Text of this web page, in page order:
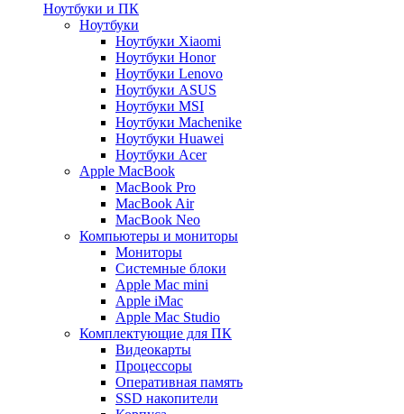
Ноутбуки и ПК
Ноутбуки
Ноутбуки Xiaomi
Ноутбуки Honor
Ноутбуки Lenovo
Ноутбуки ASUS
Ноутбуки MSI
Ноутбуки Machenike
Ноутбуки Huawei
Ноутбуки Acer
Apple MacBook
MacBook Pro
MacBook Air
MacBook Neo
Компьютеры и мониторы
Мониторы
Системные блоки
Apple Mac mini
Apple iMac
Apple Mac Studio
Комплектующие для ПК
Видеокарты
Процессоры
Оперативная память
SSD накопители